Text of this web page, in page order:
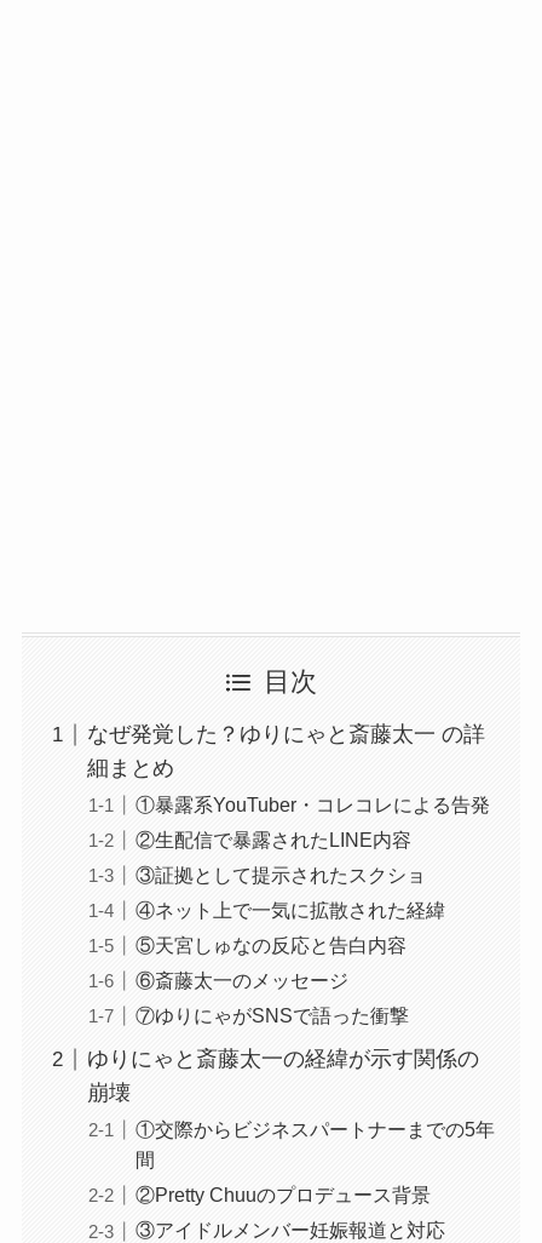
目次
なぜ発覚した？ゆりにゃと斎藤太一 の詳
細まとめ
①暴露系YouTuber・コレコレによる告発
②生配信で暴露されたLINE内容
③証拠として提示されたスクショ
④ネット上で一気に拡散された経緯
⑤天宮しゅなの反応と告白内容
⑥斎藤太一のメッセージ
⑦ゆりにゃがSNSで語った衝撃
ゆりにゃと斎藤太一の経緯が示す関係の
崩壊
①交際からビジネスパートナーまでの5年
間
②Pretty Chuuのプロデュース背景
③アイドルメンバー妊娠報道と対応